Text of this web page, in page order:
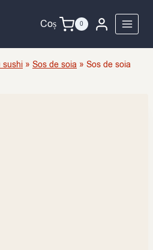
Coș 0
sushi » Sos de soia » Sos de soia